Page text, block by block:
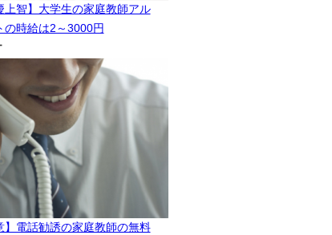
上智】大学生の家庭教師アル
の時給は2～3000円
】電話勧誘の家庭教師の無料